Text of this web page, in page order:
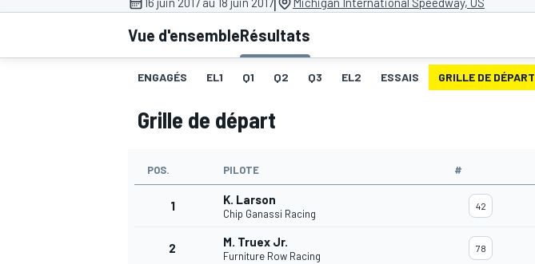
MOTOGP
Vue d'ensembleRésultats
ENGAGÉS EL1 Q1 Q2 Q3 EL2 ESSAIS GRILLE DE DÉPART
Grille de départ
POS. PILOTE #
1 K. Larson
Chip Ganassi Racing
42
2 M. Truex Jr.
Furniture Row Racing
78